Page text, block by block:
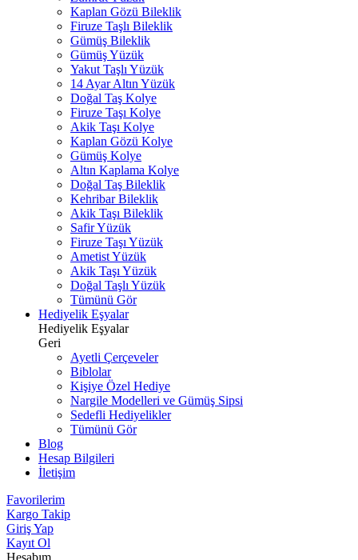
Kaplan Gözü Bileklik
Firuze Taşlı Bileklik
Gümüş Bileklik
Gümüş Yüzük
Yakut Taşlı Yüzük
14 Ayar Altın Yüzük
Doğal Taş Kolye
Firuze Taşı Kolye
Akik Taşı Kolye
Kaplan Gözü Kolye
Gümüş Kolye
Altın Kaplama Kolye
Doğal Taş Bileklik
Kehribar Bileklik
Akik Taşı Bileklik
Safir Yüzük
Firuze Taşı Yüzük
Ametist Yüzük
Akik Taşı Yüzük
Doğal Taşlı Yüzük
Tümünü Gör
Hediyelik Eşyalar
Hediyelik Eşyalar
Geri
Ayetli Çerçeveler
Biblolar
Kişiye Özel Hediye
Nargile Modelleri ve Gümüş Sipsi
Sedefli Hediyelikler
Tümünü Gör
Blog
Hesap Bilgileri
İletişim
Favorilerim
Kargo Takip
Giriş Yap
Kayıt Ol
Hesabım